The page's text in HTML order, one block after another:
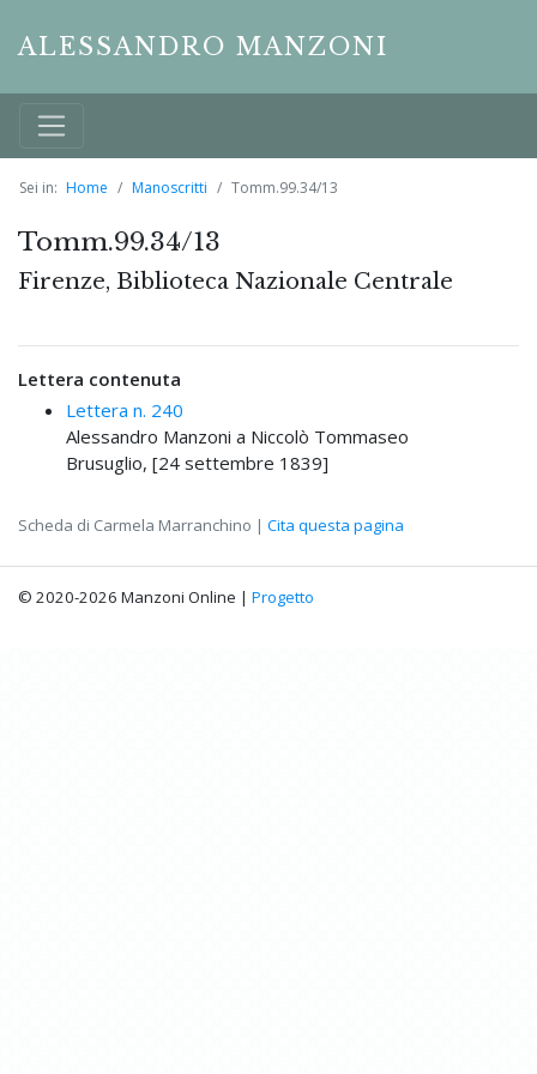
ALESSANDRO MANZONI
Sei in: Home Manoscritti Tomm.99.34/13
Tomm.99.34/13
Firenze, Biblioteca Nazionale Centrale
Lettera contenuta
Lettera n. 240
Alessandro Manzoni a Niccolò Tommaseo
Brusuglio, [24 settembre 1839]
Scheda di Carmela Marranchino | Cita questa pagina
© 2020-2026 Manzoni Online | Progetto